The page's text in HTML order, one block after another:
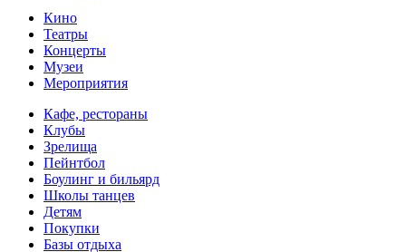
Кино
Театры
Концерты
Музеи
Мероприятия
Кафе, рестораны
Клубы
Зрелища
Пейнтбол
Боулинг и бильярд
Школы танцев
Детям
Покупки
Базы отдыха